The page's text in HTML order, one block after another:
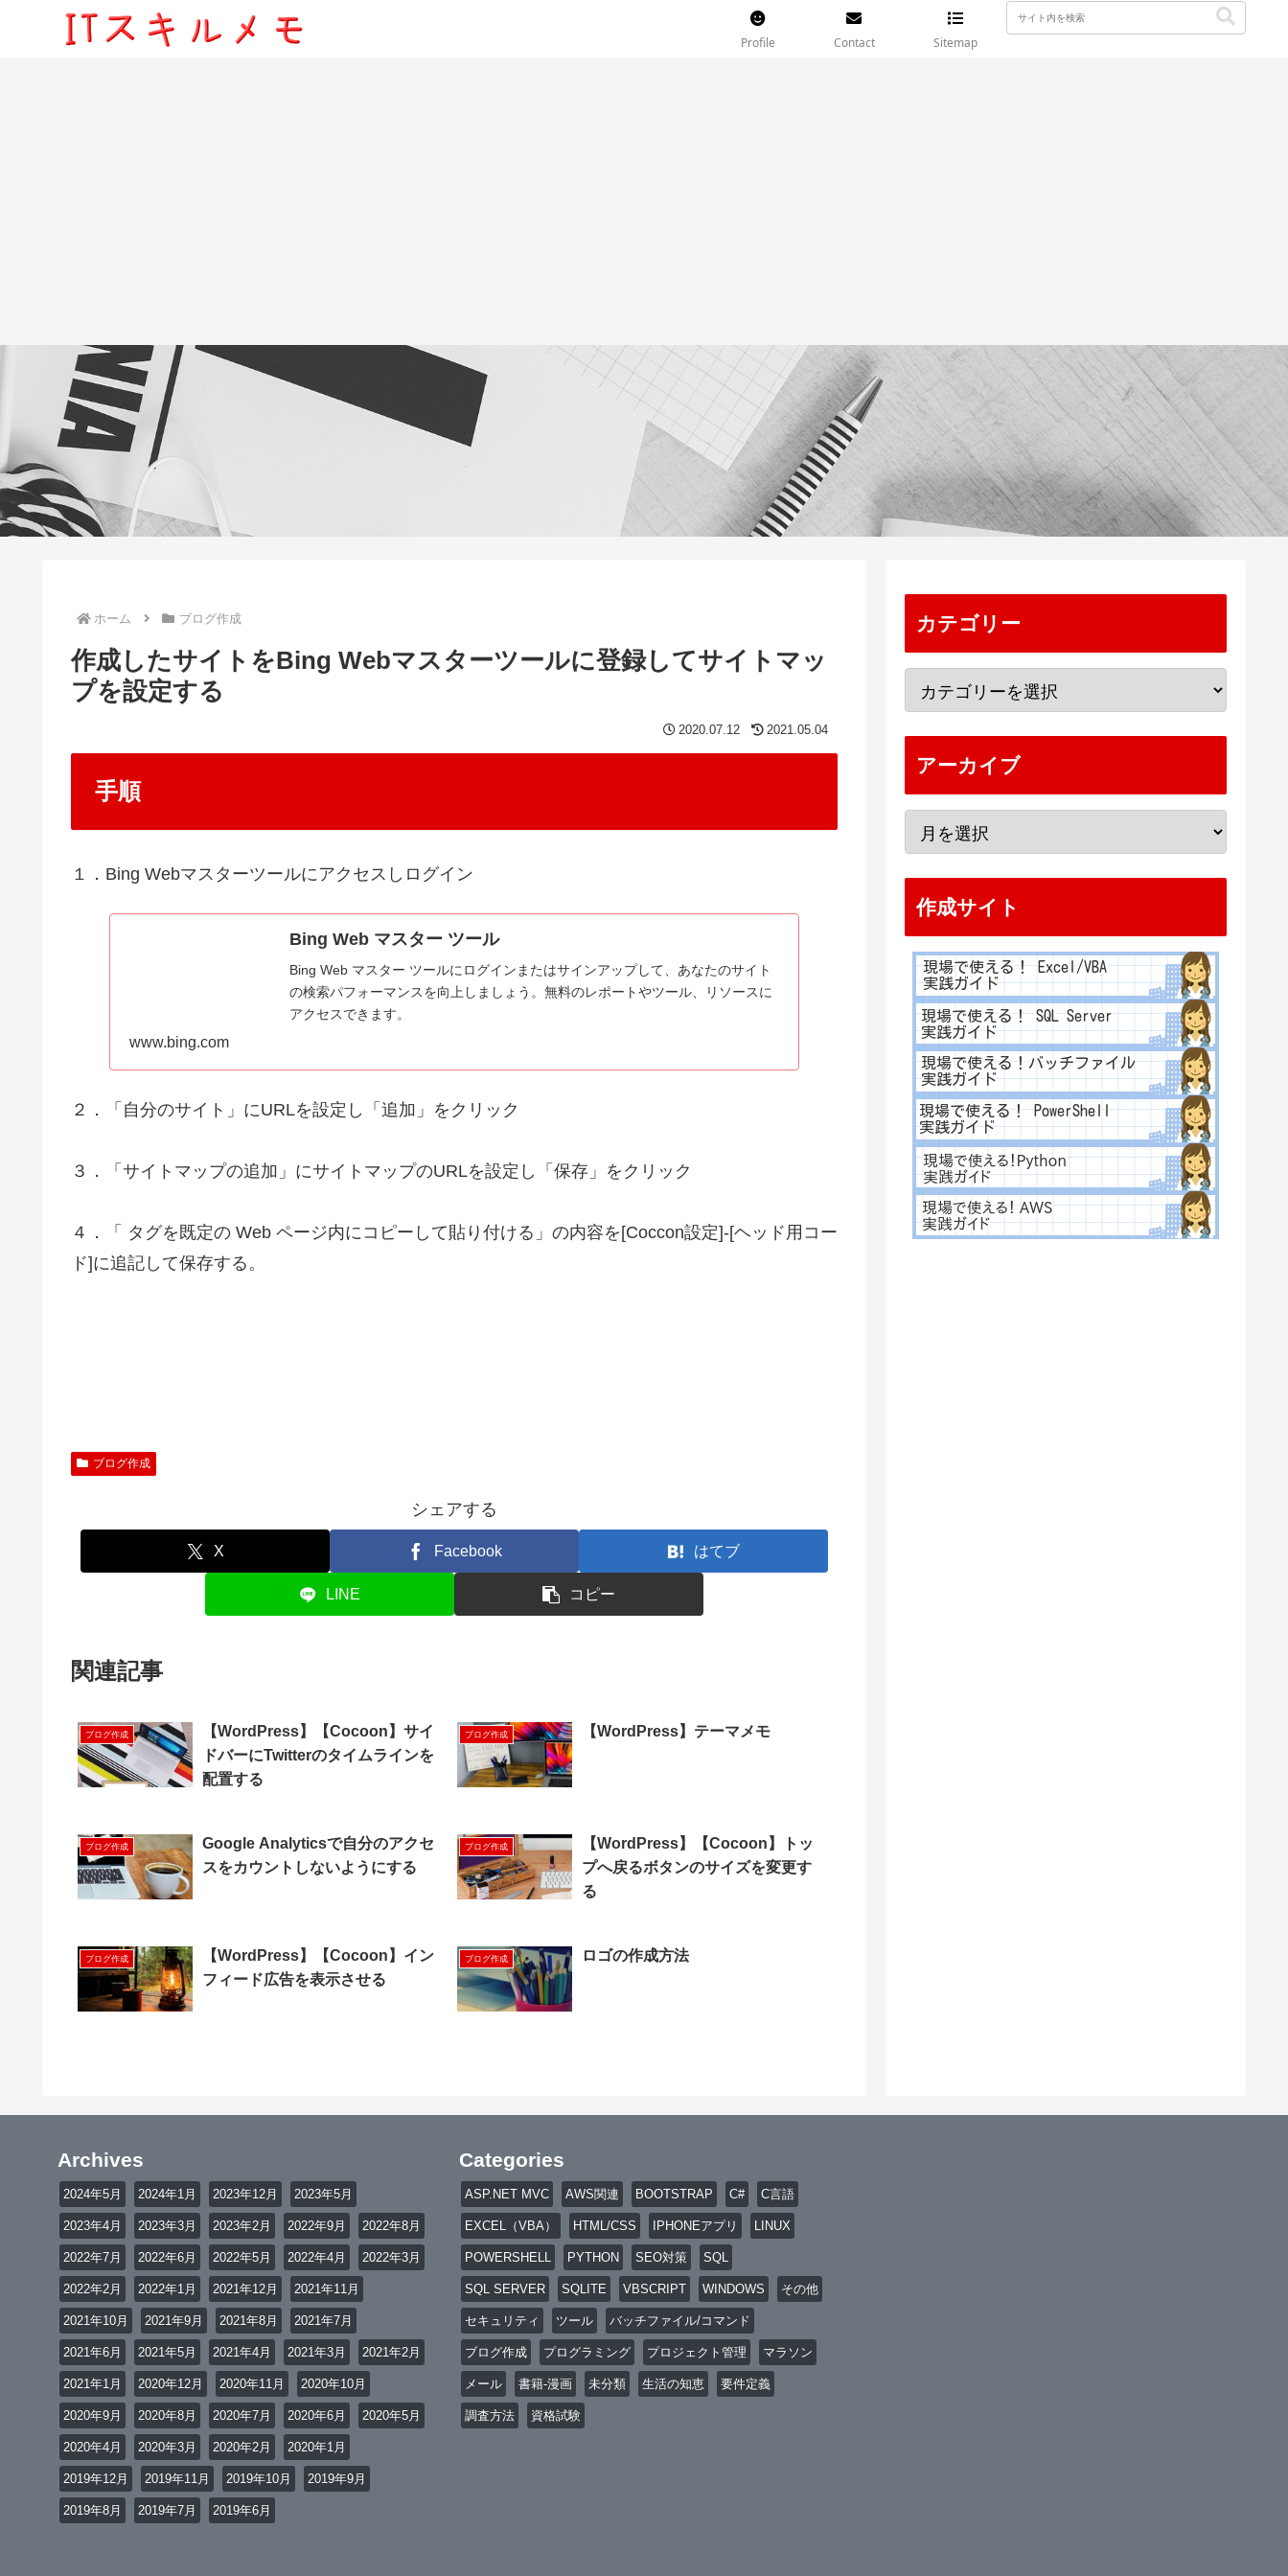
Profile Contact Sitemap
ホーム ブログ作成
作成したサイトをBing Webマスターツールに登録してサイトマッ
プを設定する
2020.07.12 2021.05.04
手順
１．Bing Webマスターツールにアクセスしログイン
Bing Web マスター ツール
Bing Web マスター ツールにログインまたはサインアップして、あなたのサイト
の検索パフォーマンスを向上しましょう。無料のレポートやツール、リソースに
アクセスできます。
www.bing.com
２．「自分のサイト」にURLを設定し「追加」をクリック
３．「サイトマップの追加」にサイトマップのURLを設定し「保存」をクリック
４．「 タグを既定の Web ページ内にコピーして貼り付ける」の内容を[Coccon設定]-[ヘッド用コー
ド]に追記して保存する。
ブログ作成
シェアする
X Facebook はてブ
LINE コピー
関連記事
ブログ作成
【WordPress】【Cocoon】サイ
ドバーにTwitterのタイムラインを
配置する
ブログ作成 【WordPress】テーマメモ
ブログ作成
Google Analyticsで自分のアクセ
スをカウントしないようにする
ブログ作成
【WordPress】【Cocoon】トッ
プへ戻るボタンのサイズを変更す
る
ブログ作成
【WordPress】【Cocoon】イン
フィード広告を表示させる
ブログ作成 ロゴの作成方法
カテゴリー
アーカイブ
作成サイト
Archives
2024年5月 2024年1月 2023年12月 2023年5月
2023年4月 2023年3月 2023年2月 2022年9月 2022年8月
2022年7月 2022年6月 2022年5月 2022年4月 2022年3月
2022年2月 2022年1月 2021年12月 2021年11月
2021年10月 2021年9月 2021年8月 2021年7月
2021年6月 2021年5月 2021年4月 2021年3月 2021年2月
2021年1月 2020年12月 2020年11月 2020年10月
2020年9月 2020年8月 2020年7月 2020年6月 2020年5月
2020年4月 2020年3月 2020年2月 2020年1月
2019年12月 2019年11月 2019年10月 2019年9月
2019年8月 2019年7月 2019年6月
Categories
ASP.NET MVC AWS関連 BOOTSTRAP C# C言語
EXCEL（VBA） HTML/CSS IPHONEアプリ LINUX
POWERSHELL PYTHON SEO対策 SQL
SQL SERVER SQLITE VBSCRIPT WINDOWS その他
セキュリティ ツール バッチファイル/コマンド
ブログ作成 プログラミング プロジェクト管理 マラソン
メール 書籍-漫画 未分類 生活の知恵 要件定義
調査方法 資格試験